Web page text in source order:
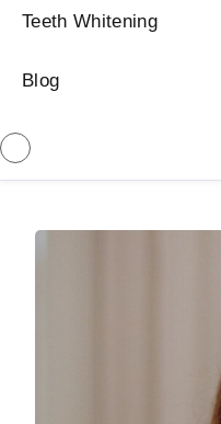
Teeth Whitening
Blog